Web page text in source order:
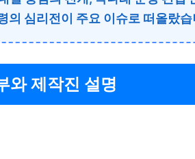
의 심리전이 주요 이슈로 떠올랐
와 제작진 설명